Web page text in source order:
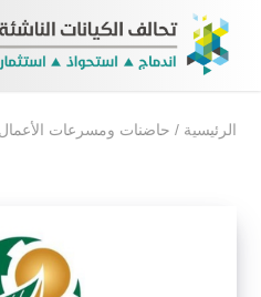
الرئيسية / حاضنات ومسرعات الأعمال